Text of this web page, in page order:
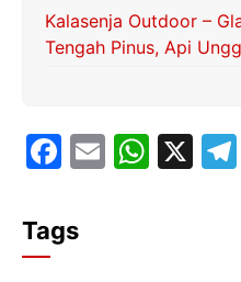
Kalasenja Outdoor –
Tengah Pinus, Api
F
c
e
E
W X
Tags